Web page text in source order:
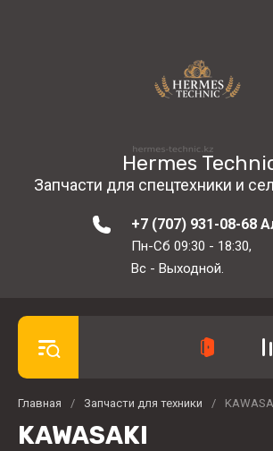
Hermes
Запчасти для спецтехники и
+7 (707) 931-08-68
Пн-Сб 09:30 - 18:30,
Вс - Выходной.
Главная / Запчасти для техники /
KAWASAKI